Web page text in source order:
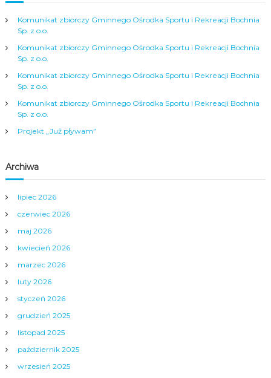
Komunikat zbiorczy Gminnego Ośrodka Sportu i Rekreacji Bochnia
Sp. z o.o.
Komunikat zbiorczy Gminnego Ośrodka Sportu i Rekreacji Bochnia
Sp. z o.o.
Komunikat zbiorczy Gminnego Ośrodka Sportu i Rekreacji Bochnia
Sp. z o.o.
Komunikat zbiorczy Gminnego Ośrodka Sportu i Rekreacji Bochnia
Sp. z o.o.
Projekt „Już pływam”
Archiwa
lipiec 2026
czerwiec 2026
maj 2026
kwiecień 2026
marzec 2026
luty 2026
styczeń 2026
grudzień 2025
listopad 2025
październik 2025
wrzesień 2025